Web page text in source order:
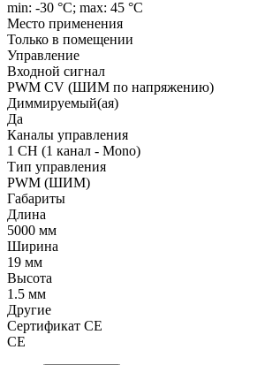
min: -30 °C; max: 45 °C
Место применения
Только в помещении
Управление
Входной сигнал
PWM СV (ШИМ по напряжению)
Диммируемый(ая)
Да
Каналы управления
1 CH (1 канал - Mono)
Тип управления
PWM (ШИМ)
Габариты
Длина
5000 мм
Ширина
19 мм
Высота
1.5 мм
Другие
Сертификат CE
CE